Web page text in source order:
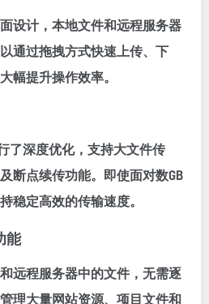
设计，本地文件和远程服务器
通过拖拽方式快速上传、下
幅提升操作效率。
了深度优化，支持大文件传
断点续传功能。即使面对数GB
稳定高效的传输速度。
能
远程服务器中的文件，无需逐
理大量网站资源、项目文件和